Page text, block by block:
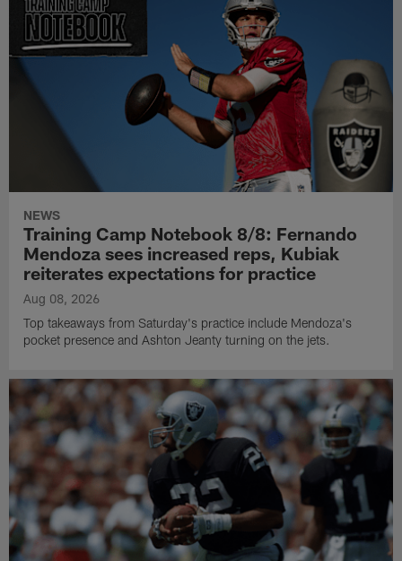
NEWS
Training Camp Notebook 8/8: Fernando
Mendoza sees increased reps, Kubiak
reiterates expectations for practice
Aug 08, 2026
Top takeaways from Saturday's practice include Mendoza's
pocket presence and Ashton Jeanty turning on the jets.